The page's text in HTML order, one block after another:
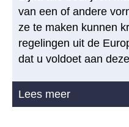
van een of andere
ze te maken kunnen
regelingen uit de
dat u voldoet aan
Lees meer